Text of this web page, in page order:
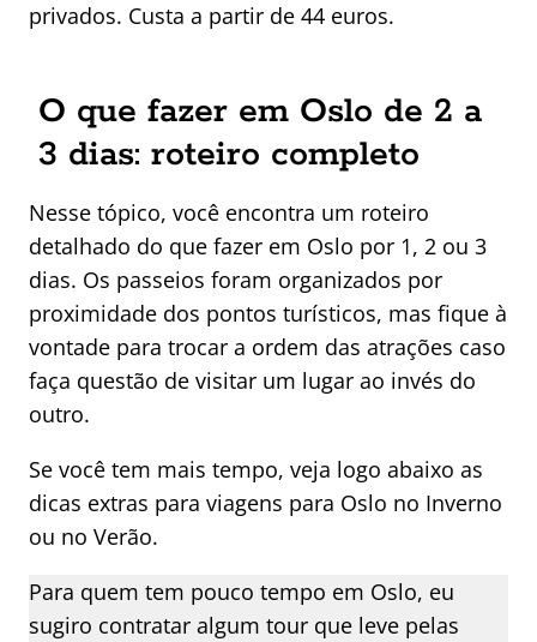
privados. Custa a partir de 44 euros.
O que fazer em Oslo de 2 a
3 dias: roteiro completo
Nesse tópico, você encontra um roteiro
detalhado do que fazer em Oslo por 1, 2 ou 3
dias. Os passeios foram organizados por
proximidade dos pontos turísticos, mas fique à
vontade para trocar a ordem das atrações caso
faça questão de visitar um lugar ao invés do
outro.
Se você tem mais tempo, veja logo abaixo as
dicas extras para viagens para Oslo no Inverno
ou no Verão.
Para quem tem pouco tempo em Oslo, eu
sugiro contratar algum tour que leve pelas